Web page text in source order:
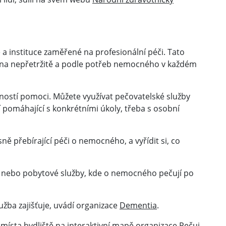
instituce zaměřené na profesionální péči. Tato
nepřetržitě a podle potřeb nemocného v každém
pomoci. Můžete využívat pečovatelské služby
s konkrétními úkoly, třeba s osobní
přebírající péči o nemocného, a vyřídit si, co
pobytové služby, kde o nemocného pečují po
zajišťuje, uvádí organizace Dementia.